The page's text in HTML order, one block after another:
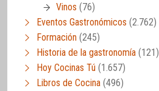
Vinos (76)
Eventos Gastronómicos (2.762)
Formación (245)
Historia de la gastronomía (121)
Hoy Cocinas Tú (1.657)
Libros de Cocina (496)